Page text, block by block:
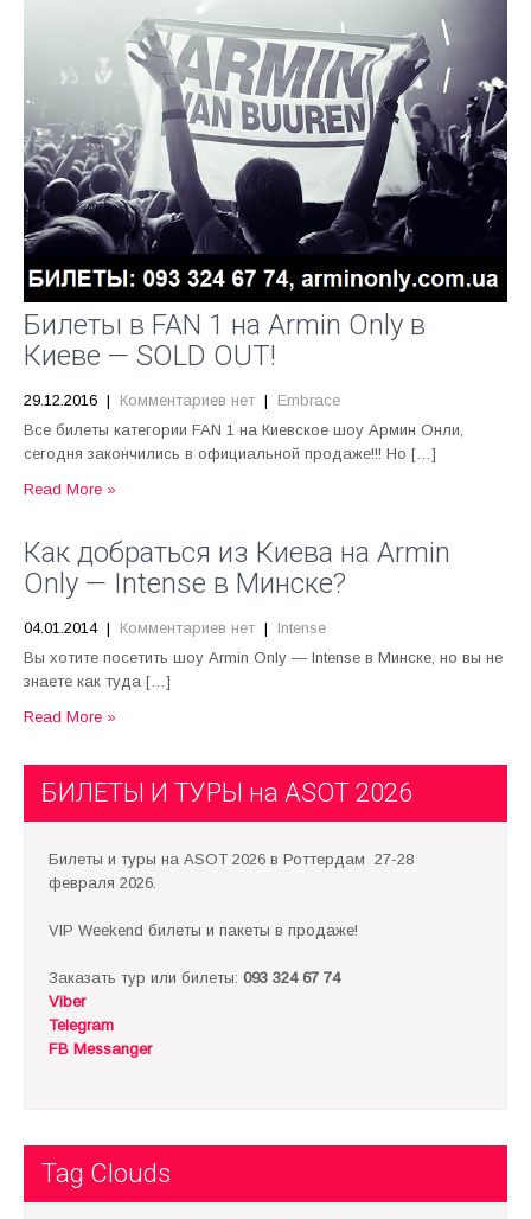
Билеты в FAN 1 на Armin Only в
Киеве — SOLD OUT!
29.12.2016 | Комментариев нет | Embrace
Все билеты категории FAN 1 на Киевское шоу Армин Онли,
сегодня закончились в официальной продаже!!! Но […]
Read More »
Как добраться из Киева на Armin
Only — Intense в Минске?
04.01.2014 | Комментариев нет | Intense
Вы хотите посетить шоу Armin Only — Intense в Минске, но вы не
знаете как туда […]
Read More »
БИЛЕТЫ И ТУРЫ на ASOT 2026
Билеты и туры на ASOT 2026 в Роттердам 27-28
февраля 2026.
VIP Weekend билеты и пакеты в продаже!
Заказать тур или билеты: 093 324 67 74
Viber
Telegram
FB Messanger
Tag Clouds